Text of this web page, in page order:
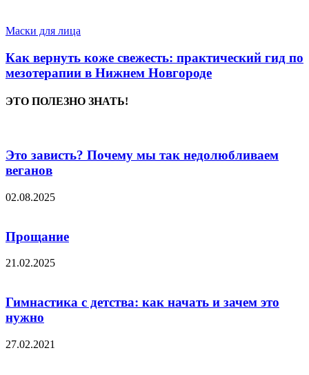
Маски для лица
Как вернуть коже свежесть: практический гид по
мезотерапии в Нижнем Новгороде
ЭТО ПОЛЕЗНО ЗНАТЬ!
Это зависть? Почему мы так недолюбливаем
веганов
02.08.2025
Прощание
21.02.2025
Гимнастика с детства: как начать и зачем это
нужно
27.02.2021